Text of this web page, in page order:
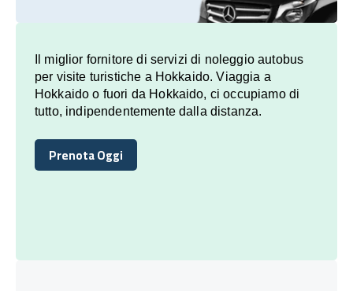
Il miglior fornitore di servizi di noleggio autobus
per visite turistiche a Hokkaido. Viaggia a
Hokkaido o fuori da Hokkaido, ci occupiamo di
tutto, indipendentemente dalla distanza.
Prenota Oggi
Prenota Oggi